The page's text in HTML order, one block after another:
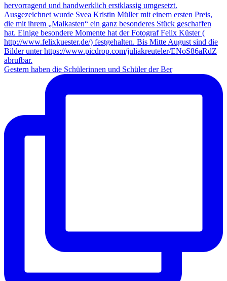
Gestern haben die Schülerinnen und Schüler der Ber